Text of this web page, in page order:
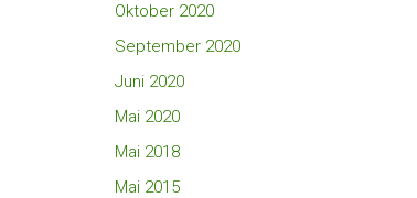
Oktober 2020
September 2020
Juni 2020
Mai 2020
Mai 2018
Mai 2015